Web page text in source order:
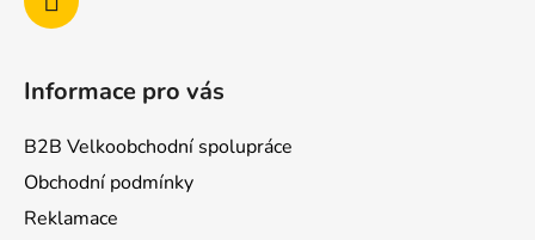
Informace pro vás
B2B Velkoobchodní spolupráce
Obchodní podmínky
Reklamace